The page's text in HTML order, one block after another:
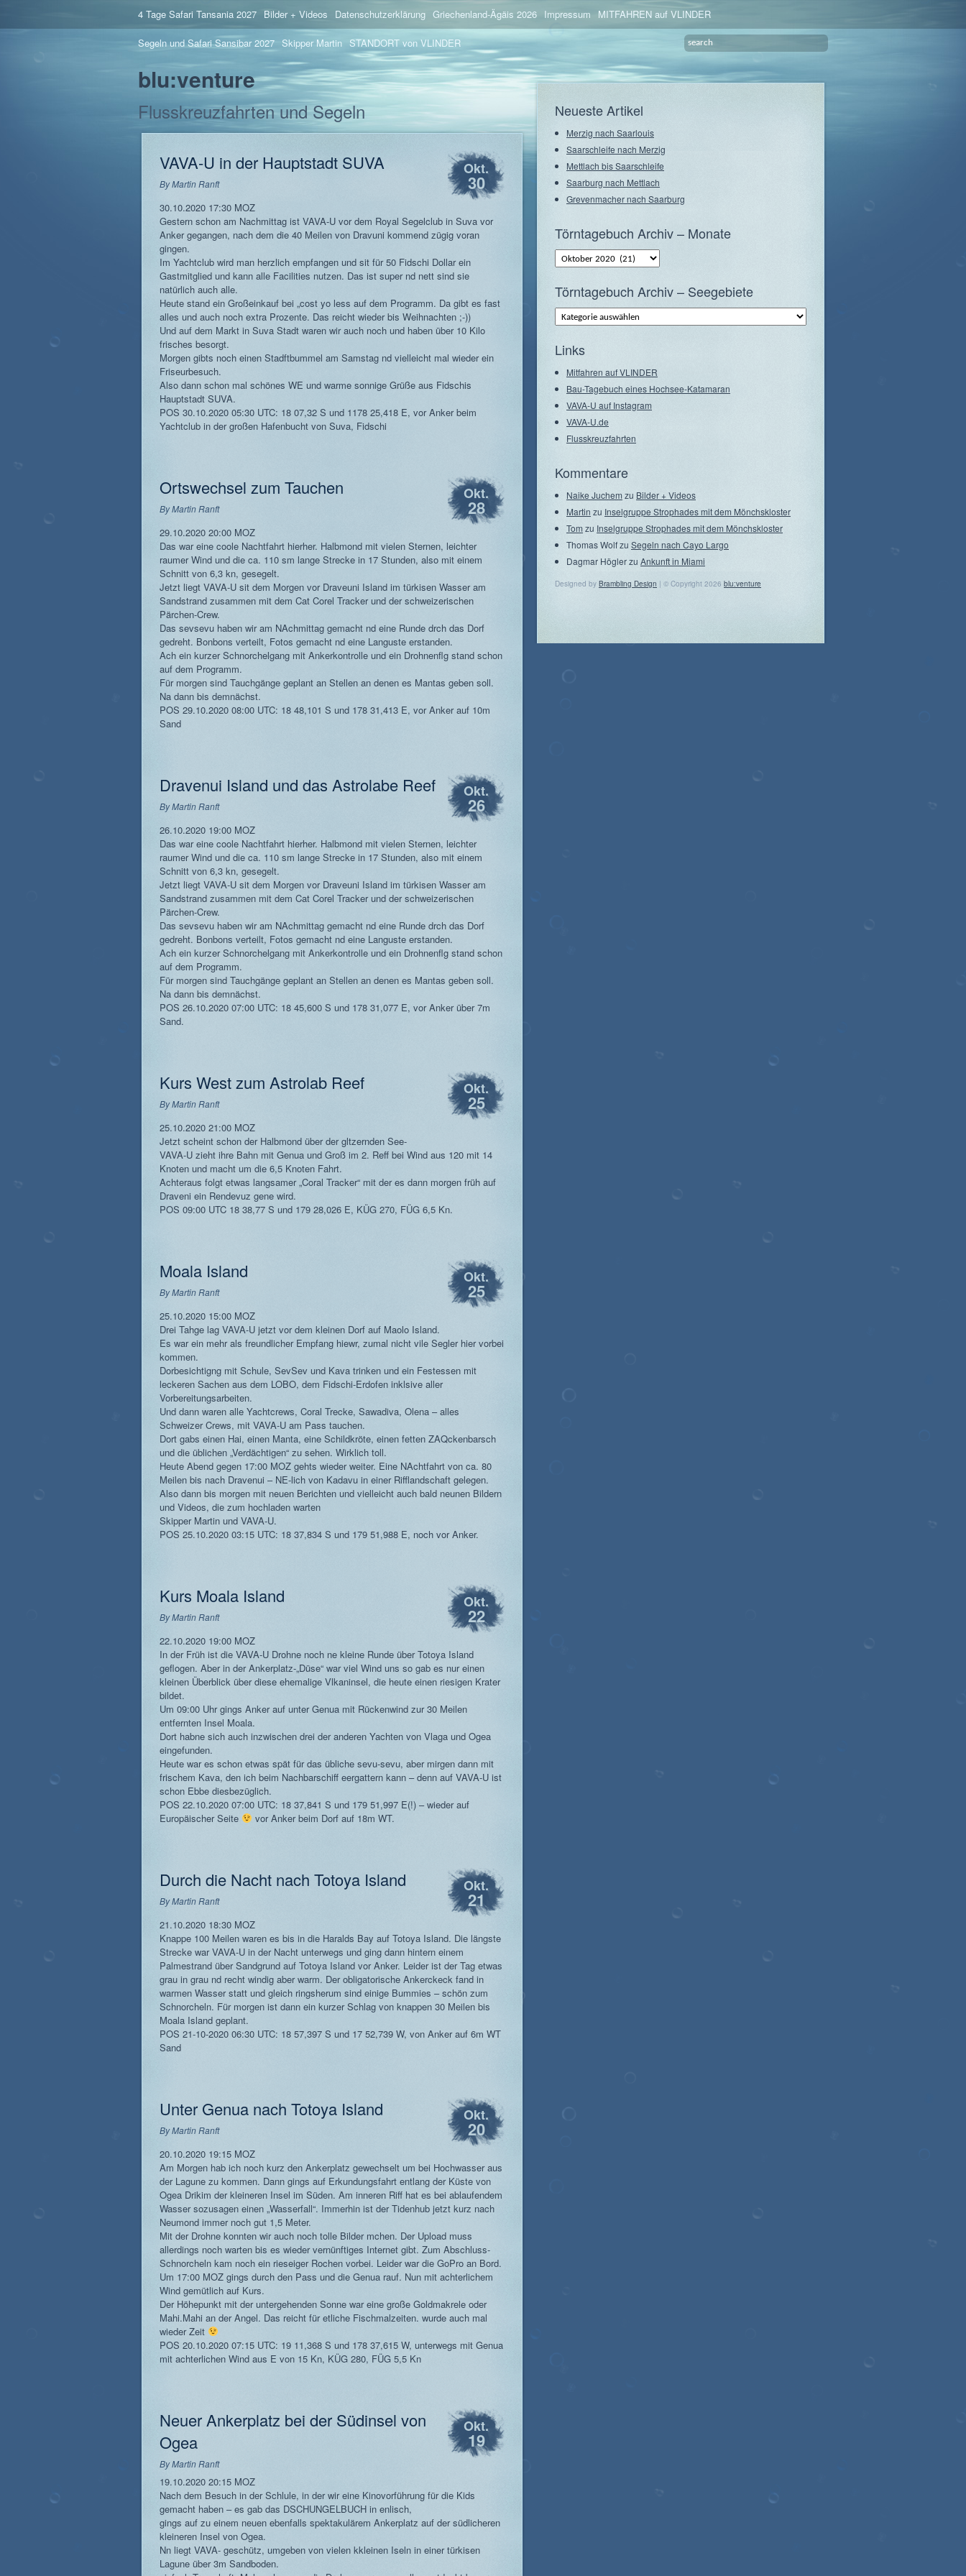
4 Tage Safari Tansania 2027 Bilder + Videos Datenschutzerklärung Griechenland-Ägäis 2026 Impressum MITFAHREN auf VLINDER
Segeln und Safari Sansibar 2027 Skipper Martin STANDORT von VLINDER
blu:venture
Flusskreuzfahrten und Segeln
VAVA-U in der Hauptstadt SUVA
ByMartin Ranft
Okt.
30
30.10.2020 17:30 MOZ
Gestern schon am Nachmittag ist VAVA-U vor dem Royal Segelclub in Suva vor
Anker gegangen, nach dem die 40 Meilen von Dravuni kommend zügig voran
gingen.
Im Yachtclub wird man herzlich empfangen und sit für 50 Fidschi Dollar ein
Gastmitglied und kann alle Facilities nutzen. Das ist super nd nett sind sie
natürlich auch alle.
Heute stand ein Großeinkauf bei „cost yo less auf dem Programm. Da gibt es fast
alles und auch noch extra Prozente. Das reicht wieder bis Weihnachten ;-))
Und auf dem Markt in Suva Stadt waren wir auch noch und haben über 10 Kilo
frisches besorgt.
Morgen gibts noch einen Stadftbummel am Samstag nd vielleicht mal wieder ein
Friseurbesuch.
Also dann schon mal schönes WE und warme sonnige Grüße aus Fidschis
Hauptstadt SUVA.
POS 30.10.2020 05:30 UTC: 18 07,32 S und 1178 25,418 E, vor Anker beim
Yachtclub in der großen Hafenbucht von Suva, Fidschi
Ortswechsel zum Tauchen
ByMartin Ranft
Okt.
28
29.10.2020 20:00 MOZ
Das war eine coole Nachtfahrt hierher. Halbmond mit vielen Sternen, leichter
raumer Wind und die ca. 110 sm lange Strecke in 17 Stunden, also mit einem
Schnitt von 6,3 kn, gesegelt.
Jetzt liegt VAVA-U sit dem Morgen vor Draveuni Island im türkisen Wasser am
Sandstrand zusammen mit dem Cat Corel Tracker und der schweizerischen
Pärchen-Crew.
Das sevsevu haben wir am NAchmittag gemacht nd eine Runde drch das Dorf
gedreht. Bonbons verteilt, Fotos gemacht nd eine Languste erstanden.
Ach ein kurzer Schnorchelgang mit Ankerkontrolle und ein Drohnenflg stand schon
auf dem Programm.
Für morgen sind Tauchgänge geplant an Stellen an denen es Mantas geben soll.
Na dann bis demnächst.
POS 29.10.2020 08:00 UTC: 18 48,101 S und 178 31,413 E, vor Anker auf 10m
Sand
Dravenui Island und das Astrolabe Reef
ByMartin Ranft
Okt.
26
26.10.2020 19:00 MOZ
Das war eine coole Nachtfahrt hierher. Halbmond mit vielen Sternen, leichter
raumer Wind und die ca. 110 sm lange Strecke in 17 Stunden, also mit einem
Schnitt von 6,3 kn, gesegelt.
Jetzt liegt VAVA-U sit dem Morgen vor Draveuni Island im türkisen Wasser am
Sandstrand zusammen mit dem Cat Corel Tracker und der schweizerischen
Pärchen-Crew.
Das sevsevu haben wir am NAchmittag gemacht nd eine Runde drch das Dorf
gedreht. Bonbons verteilt, Fotos gemacht nd eine Languste erstanden.
Ach ein kurzer Schnorchelgang mit Ankerkontrolle und ein Drohnenflg stand schon
auf dem Programm.
Für morgen sind Tauchgänge geplant an Stellen an denen es Mantas geben soll.
Na dann bis demnächst.
POS 26.10.2020 07:00 UTC: 18 45,600 S und 178 31,077 E, vor Anker über 7m
Sand.
Kurs West zum Astrolab Reef
ByMartin Ranft
Okt.
25
25.10.2020 21:00 MOZ
Jetzt scheint schon der Halbmond über der gltzernden See-
VAVA-U zieht ihre Bahn mit Genua und Groß im 2. Reff bei Wind aus 120 mit 14
Knoten und macht um die 6,5 Knoten Fahrt.
Achteraus folgt etwas langsamer „Coral Tracker“ mit der es dann morgen früh auf
Draveni ein Rendevuz gene wird.
POS 09:00 UTC 18 38,77 S und 179 28,026 E, KÜG 270, FÜG 6,5 Kn.
Moala Island
ByMartin Ranft
Okt.
25
25.10.2020 15:00 MOZ
Drei Tahge lag VAVA-U jetzt vor dem kleinen Dorf auf Maolo Island.
Es war ein mehr als freundlicher Empfang hiewr, zumal nicht vile Segler hier vorbei
kommen.
Dorbesichtigng mit Schule, SevSev und Kava trinken und ein Festessen mit
leckeren Sachen aus dem LOBO, dem Fidschi-Erdofen inklsive aller
Vorbereitungsarbeiten.
Und dann waren alle Yachtcrews, Coral Trecke, Sawadiva, Olena – alles
Schweizer Crews, mit VAVA-U am Pass tauchen.
Dort gabs einen Hai, einen Manta, eine Schildkröte, einen fetten ZAQckenbarsch
und die üblichen „Verdächtigen“ zu sehen. Wirklich toll.
Heute Abend gegen 17:00 MOZ gehts wieder weiter. Eine NAchtfahrt von ca. 80
Meilen bis nach Dravenui – NE-lich von Kadavu in einer Rifflandschaft gelegen.
Also dann bis morgen mit neuen Berichten und vielleicht auch bald neunen Bildern
und Videos, die zum hochladen warten
Skipper Martin und VAVA-U.
POS 25.10.2020 03:15 UTC: 18 37,834 S und 179 51,988 E, noch vor Anker.
Kurs Moala Island
ByMartin Ranft
Okt.
22
22.10.2020 19:00 MOZ
In der Früh ist die VAVA-U Drohne noch ne kleine Runde über Totoya Island
geflogen. Aber in der Ankerplatz-„Düse“ war viel Wind uns so gab es nur einen
kleinen Überblick über diese ehemalige Vlkaninsel, die heute einen riesigen Krater
bildet.
Um 09:00 Uhr gings Anker auf unter Genua mit Rückenwind zur 30 Meilen
entfernten Insel Moala.
Dort habne sich auch inzwischen drei der anderen Yachten von Vlaga und Ogea
eingefunden.
Heute war es schon etwas spät für das übliche sevu-sevu, aber mirgen dann mit
frischem Kava, den ich beim Nachbarschiff eergattern kann – denn auf VAVA-U ist
schon Ebbe diesbezüglich.
POS 22.10.2020 07:00 UTC: 18 37,841 S und 179 51,997 E(!) – wieder auf
Europäischer Seite
vor Anker beim Dorf auf 18m WT.
Durch die Nacht nach Totoya Island
ByMartin Ranft
Okt.
21
21.10.2020 18:30 MOZ
Knappe 100 Meilen waren es bis in die Haralds Bay auf Totoya Island. Die längste
Strecke war VAVA-U in der Nacht unterwegs und ging dann hintern einem
Palmestrand über Sandgrund auf Totoya Island vor Anker. Leider ist der Tag etwas
grau in grau nd recht windig aber warm. Der obligatorische Ankerckeck fand in
warmen Wasser statt und gleich ringsherum sind einige Bummies – schön zum
Schnorcheln. Für morgen ist dann ein kurzer Schlag von knappen 30 Meilen bis
Moala Island geplant.
POS 21-10-2020 06:30 UTC: 18 57,397 S und 17 52,739 W, von Anker auf 6m WT
Sand
Unter Genua nach Totoya Island
ByMartin Ranft
Okt.
20
20.10.2020 19:15 MOZ
Am Morgen hab ich noch kurz den Ankerplatz gewechselt um bei Hochwasser aus
der Lagune zu kommen. Dann gings auf Erkundungsfahrt entlang der Küste von
Ogea Drikim der kleineren Insel im Süden. Am inneren Riff hat es bei ablaufendem
Wasser sozusagen einen „Wasserfall“. Immerhin ist der Tidenhub jetzt kurz nach
Neumond immer noch gut 1,5 Meter.
Mit der Drohne konnten wir auch noch tolle Bilder mchen. Der Upload muss
allerdings noch warten bis es wieder vernünftiges Internet gibt. Zum Abschluss-
Schnorcheln kam noch ein rieseiger Rochen vorbei. Leider war die GoPro an Bord.
Um 17:00 MOZ gings durch den Pass und die Genua rauf. Nun mit achterlichem
Wind gemütlich auf Kurs.
Der Höhepunkt mit der untergehenden Sonne war eine große Goldmakrele oder
Mahi.Mahi an der Angel. Das reicht für etliche Fischmalzeiten. wurde auch mal
wieder Zeit
POS 20.10.2020 07:15 UTC: 19 11,368 S und 178 37,615 W, unterwegs mit Genua
mit achterlichen Wind aus E von 15 Kn, KÜG 280, FÜG 5,5 Kn
Neuer Ankerplatz bei der Südinsel von
Ogea
ByMartin Ranft
Okt.
19
19.10.2020 20:15 MOZ
Nach dem Besuch in der Schlule, in der wir eine Kinovorführung für die Kids
gemacht haben – es gab das DSCHUNGELBUCH in enlisch,
gings auf zu einem neuen ebenfalls spektakulärem Ankerplatz auf der südlicheren
kleineren Insel von Ogea.
Nn liegt VAVA- geschütz, umgeben von vielen kkleinen Iseln in einer türkisen
Lagune über 3m Sandboden.
Neueste Artikel
Merzig nach Saarlouis
Saarschleife nach Merzig
Mettlach bis Saarschleife
Saarburg nach Mettlach
Grevenmacher nach Saarburg
Törntagebuch Archiv – Monate
Törntagebuch
Archiv
–
Törntagebuch Archiv – Seegebiete
Törntagebuch
Archiv
–
Links
Mitfahren auf VLINDER
Bau-Tagebuch eines Hochsee-Katamaran
VAVA-U auf Instagram
VAVA-U.de
Flusskreuzfahrten
Kommentare
Naike Juchemzu Bilder + Videos
Martin zu Inselgruppe Strophades mit dem Mönchskloster
Tom zu Inselgruppe Strophades mit dem Mönchskloster
Thomas Wolfzu Segeln nach Cayo Largo
Dagmar Höglerzu Ankunft in Miami
Designed by Brambling Design | © Copyright 2026 blu:venture